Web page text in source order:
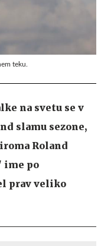
teku.
na svetu se v
slamu sezone,
Roland
ime po
prav veliko